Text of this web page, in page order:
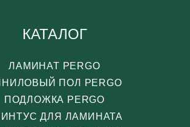
КАТАЛОГ
ЛАМИНАТ PERGO
ПОЛ PERGO
ПОДЛОЖКА PERGO
ДЛЯ ЛАМИНАТА